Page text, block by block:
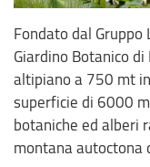
Fondato dal
Giardino Botanico
altipiano a 750 mt
superficie di 6000
botaniche ed alberi
montana autoctona